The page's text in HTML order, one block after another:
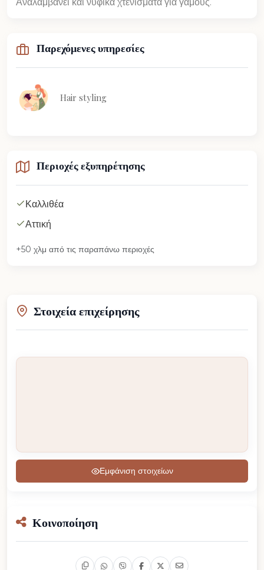
Παρεχόμενες υπηρεσίες
Hair styling
Περιοχές εξυπηρέτησης
Καλλιθέα
Αττική
+50 χλμ από τις παραπάνω περιοχές
Στοιχεία επιχείρησης
Εμφάνιση στοιχείων
Κοινοποίηση